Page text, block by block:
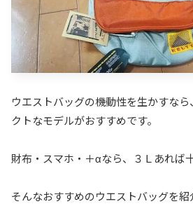
ウエストバッグの機動性を生かすな
クトなモデルがおすすめです。
財布・スマホ・＋αなら、３Ｌあれば十
そんなおすすめのウエストバッグを紹